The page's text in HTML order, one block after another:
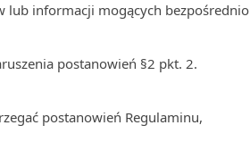
lub informacji mogących bezpośrednio
postanowień §2 pkt. 2.
postanowień Regulaminu,